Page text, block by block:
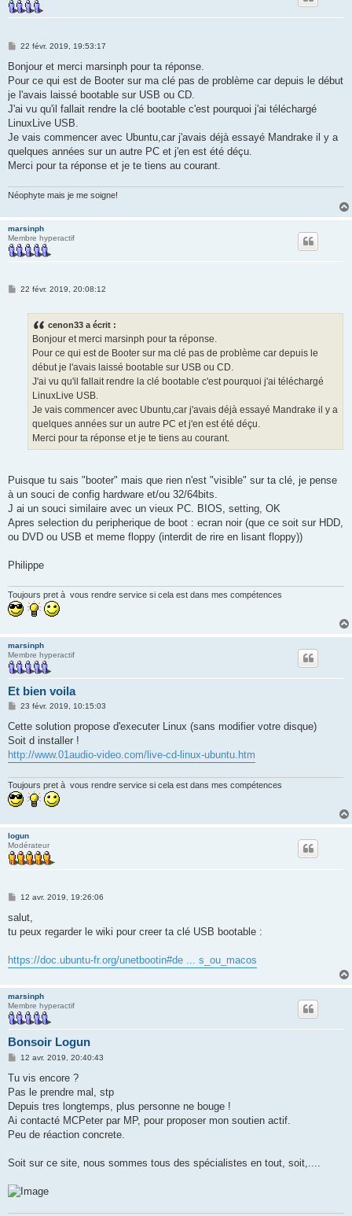
M
s
a
g
22 févr. 2019, 19:53:17
Bonjour et merci marsinph pour ta réponse.
Pour ce qui est de Booter sur ma clé pas de problème car depuis le début
je l'avais laissé bootable sur USB ou CD.
J'ai vu qu'il fallait rendre la clé bootable c'est pourquoi j'ai téléchargé
LinuxLive USB.
Je vais commencer avec Ubuntu,car j'avais déjà essayé Mandrake il y a
quelques années sur un autre PC et j'en est été déçu.
Merci pour ta réponse et je te tiens au courant.
Néophyte mais je me soigne!
marsinph
Membre hyperactif
M22 févr. 2019, 20:08:12
cenon33 a écrit :
Bonjour et merci marsinph pour ta réponse.
Pour ce qui est de Booter sur ma clé pas de problème car depuis le
début je l'avais laissé bootable sur USB ou CD.
J'ai vu qu'il fallait rendre la clé bootable c'est pourquoi j'ai téléchargé
LinuxLive USB.
Je vais commencer avec Ubuntu,car j'avais déjà essayé Mandrake il y a
quelques années sur un autre PC et j'en est été déçu.
Merci pour ta réponse et je te tiens au courant.
Puisque tu sais "booter" mais que rien n'est "visible" sur ta clé, je pense
à un souci de config hardware et/ou 32/64bits.
J ai un souci similaire avec un vieux PC. BIOS, setting, OK
Apres selection du peripherique de boot : ecran noir (que ce soit sur HDD,
ou DVD ou USB et meme floppy (interdit de rire en lisant floppy))
Philippe
Toujours pret à vous rendre service si cela est dans mes compétences
marsinph
Membre hyperactif
Et bien voila
M
s
a
g
e
23 févr. 2019, 10:15:03
Cette solution propose d'executer Linux (sans modifier votre disque)
Soit d installer !
http://www.01audio-video.com/live-cd-linux-ubuntu.htm
Toujours pret à vous rendre service si cela est dans mes compétences
logun
Modérateur
M
s
a
12 avr. 2019, 19:26:06
salut,
tu peux regarder le wiki pour creer ta clé USB bootable :
https://doc.ubuntu-fr.org/unetbootin#de ... s_ou_macos
marsinph
Membre hyperactif
Bonsoir Logun
M
s
a
g
e
12 avr. 2019, 20:40:43
Tu vis encore ?
Pas le prendre mal, stp
Depuis tres longtemps, plus personne ne bouge !
Ai contacté MCPeter par MP, pour proposer mon soutien actif.
Peu de réaction concrete.
Soit sur ce site, nous sommes tous des spécialistes en tout, soit,....